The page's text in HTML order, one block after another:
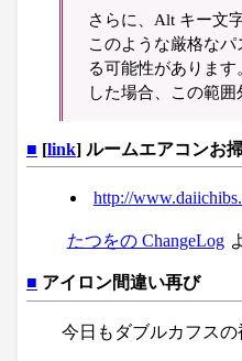
さらに、Alt キー文
このような厳格な
る可能性がありま
した場合、この範
■ [link] ルームエアコンお
http://
たつをの ChangeLog
■ アイロン間違い再び
今日もダブルカフスの